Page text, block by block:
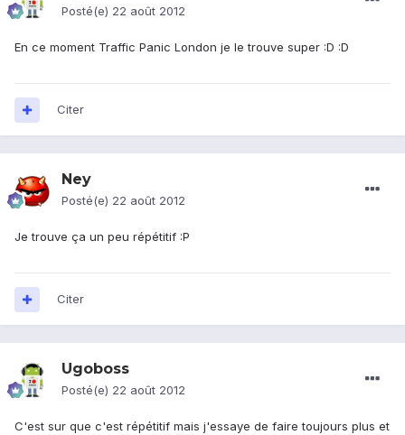
Posté(e) 22 août 2012
En ce moment Traffic Panic London je le trouve super :D :D
Citer
Ney
Posté(e) 22 août 2012
Je trouve ça un peu répétitif :P
Citer
Ugoboss
Posté(e) 22 août 2012
C'est sur que c'est répétitif mais j'essaye de faire toujours plus et